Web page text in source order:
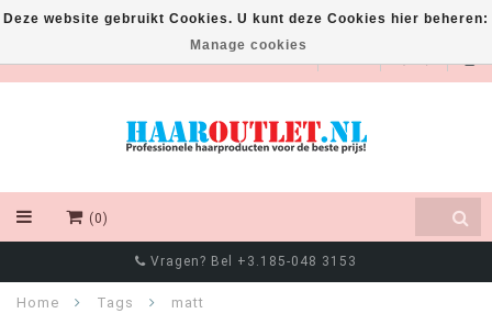
EUR
(0)
Vragen? Bel +3.185-048 3153
Home Tags matt
Deze website gebruikt Cookies. U kunt deze Cookies hier beheren:
Manage cookies